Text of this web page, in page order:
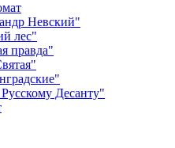
Невский"
лес"
правда"
Десанту"